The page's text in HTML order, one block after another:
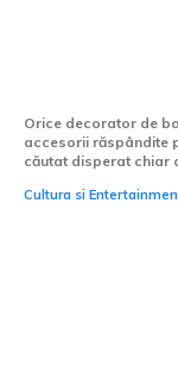
Orice decorator de
accesorii răspândite
căutat disperat chiar
Cultura si